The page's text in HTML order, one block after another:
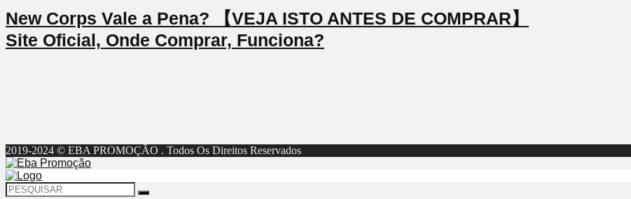
New Corps Vale a Pena? 【VEJA ISTO ANTES DE COMPRAR】
Site Oficial, Onde Comprar, Funciona?
2019-2024 © EBA PROMOÇÃO . Todos Os Direitos Reservados